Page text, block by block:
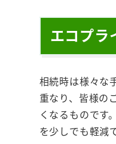
エコプラ
相続時は様々な
重なり、皆様の
くなるものです
を少しでも軽減